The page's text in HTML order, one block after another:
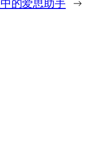
的爱思助手 →